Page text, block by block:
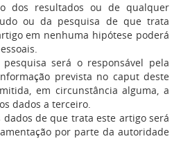
dos resultados ou de qualquer
ou da pesquisa de que trata
em nenhuma hipótese poderá
será o responsável pela
prevista no caput deste
em circunstância alguma, a
dados a terceiro.
dados de que trata este artigo será
por parte da autoridade